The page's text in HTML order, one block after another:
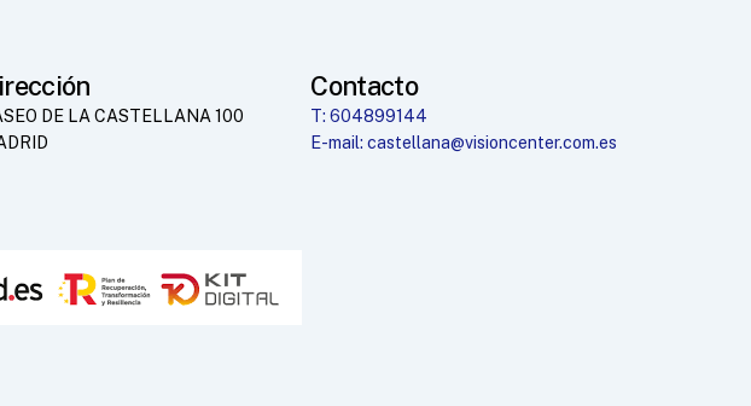
DE LA CASTELLANA 100
Contacto
T: 604899144
E-mail: castellana@visioncenter.com.es